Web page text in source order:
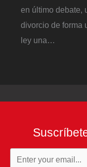
en último debate,
divorcio de forma
ley una…